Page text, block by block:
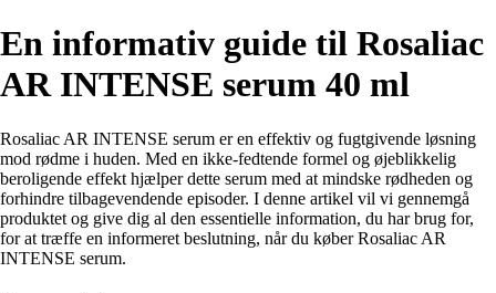
En informativ guide til Rosaliac
AR INTENSE serum 40 ml
Rosaliac AR INTENSE serum er en effektiv og fugtgivende løsning
mod rødme i huden. Med en ikke-fedtende formel og øjeblikkelig
beroligende effekt hjælper dette serum med at mindske rødheden og
forhindre tilbagevendende episoder. I denne artikel vil vi gennemgå
produktet og give dig al den essentielle information, du har brug for,
for at træffe en informeret beslutning, når du køber Rosaliac AR
INTENSE serum.